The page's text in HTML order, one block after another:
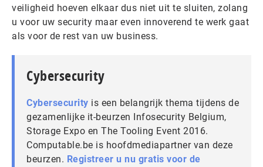
veiligheid hoeven elkaar dus niet uit te sluiten, zolang
u voor uw security maar even innoverend te werk gaat
als voor de rest van uw business.
Cybersecurity
Cybersecurity is een belangrijk thema tijdens de
gezamenlijke it-beurzen Infosecurity Belgium,
Storage Expo en The Tooling Event 2016.
Computable.be is hoofdmediapartner van deze
beurzen. Registreer u nu gratis voor de